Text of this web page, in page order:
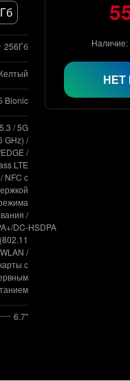
256Гб
Bionic
/ 5G
GHz) /
/
LTE
NFC с
/
DC‑HSDPA
/
с
6.7"
Наличие:
НЕТ